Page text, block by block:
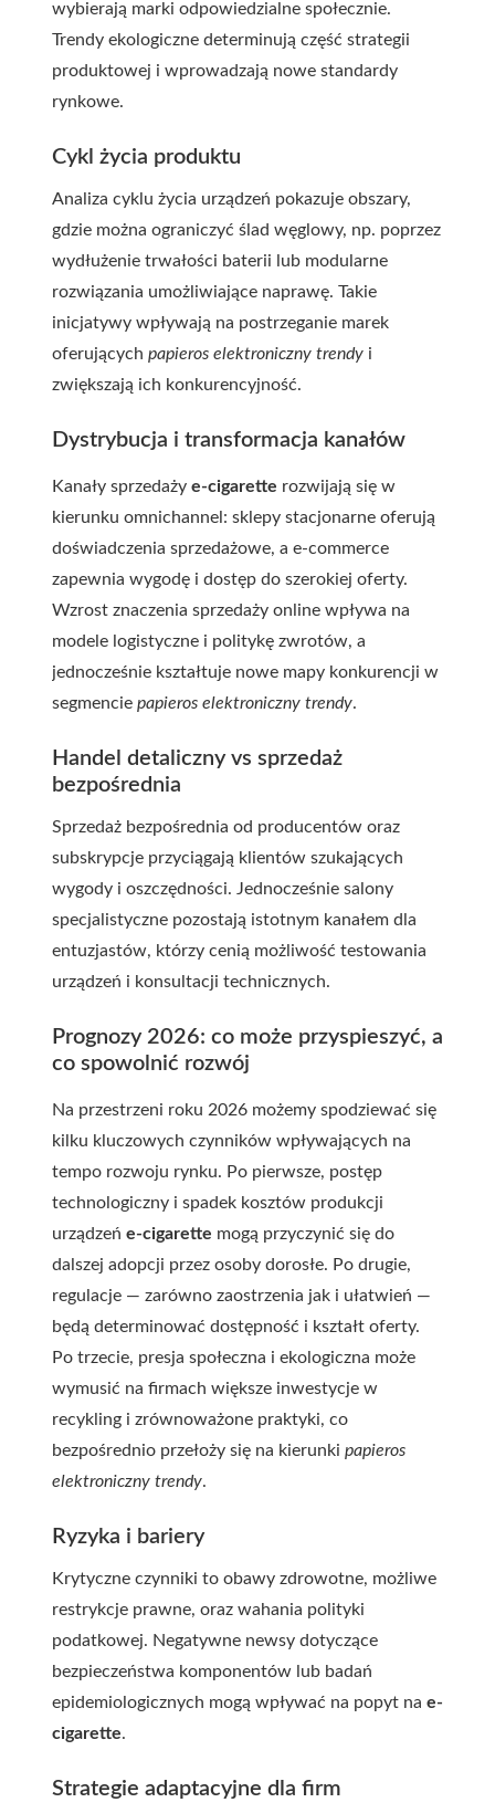
wybierają marki odpowiedzialne społecznie.
Trendy ekologiczne determinują część strategii
produktowej i wprowadzają nowe standardy
rynkowe.
Cykl życia produktu
Analiza cyklu życia urządzeń pokazuje obszary,
gdzie można ograniczyć ślad węglowy, np. poprzez
wydłużenie trwałości baterii lub modularne
rozwiązania umożliwiające naprawę. Takie
inicjatywy wpływają na postrzeganie marek
oferujących papieros elektroniczny trendy i
zwiększają ich konkurencyjność.
Dystrybucja i transformacja kanałów
Kanały sprzedaży e-cigarette rozwijają się w
kierunku omnichannel: sklepy stacjonarne oferują
doświadczenia sprzedażowe, a e-commerce
zapewnia wygodę i dostęp do szerokiej oferty.
Wzrost znaczenia sprzedaży online wpływa na
modele logistyczne i politykę zwrotów, a
jednocześnie kształtuje nowe mapy konkurencji w
segmencie papieros elektroniczny trendy.
Handel detaliczny vs sprzedaż
bezpośrednia
Sprzedaż bezpośrednia od producentów oraz
subskrypcje przyciągają klientów szukających
wygody i oszczędności. Jednocześnie salony
specjalistyczne pozostają istotnym kanałem dla
entuzjastów, którzy cenią możliwość testowania
urządzeń i konsultacji technicznych.
Prognozy 2026: co może przyspieszyć, a
co spowolnić rozwój
Na przestrzeni roku 2026 możemy spodziewać się
kilku kluczowych czynników wpływających na
tempo rozwoju rynku. Po pierwsze, postęp
technologiczny i spadek kosztów produkcji
urządzeń e-cigarette mogą przyczynić się do
dalszej adopcji przez osoby dorosłe. Po drugie,
regulacje — zarówno zaostrzenia jak i ułatwień —
będą determinować dostępność i kształt oferty.
Po trzecie, presja społeczna i ekologiczna może
wymusić na firmach większe inwestycje w
recykling i zrównoważone praktyki, co
bezpośrednio przełoży się na kierunki papieros
elektroniczny trendy.
Ryzyka i bariery
Krytyczne czynniki to obawy zdrowotne, możliwe
restrykcje prawne, oraz wahania polityki
podatkowej. Negatywne newsy dotyczące
bezpieczeństwa komponentów lub badań
epidemiologicznych mogą wpływać na popyt na e-
cigarette.
Strategie adaptacyjne dla firm